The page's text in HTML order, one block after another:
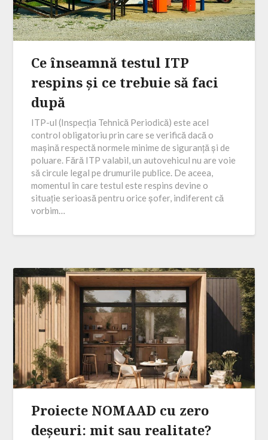
Ce înseamnă testul ITP
respins și ce trebuie să faci
după
ITP-ul (Inspecția Tehnică Periodică) este acel
control obligatoriu prin care se verifică dacă o
mașină respectă normele minime de siguranță și de
poluare. Fără ITP valabil, un autovehicul nu are voie
să circule legal pe drumurile publice. De aceea,
momentul în care testul este respins devine o
situație serioasă pentru orice șofer, indiferent că
vorbim…
Proiecte NOMAAD cu zero
deșeuri: mit sau realitate?